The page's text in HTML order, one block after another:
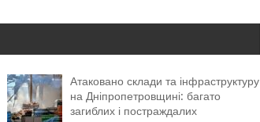
Атаковано склади та інфраструктуру
на Дніпропетровщині: багато
загиблих і постраждалих